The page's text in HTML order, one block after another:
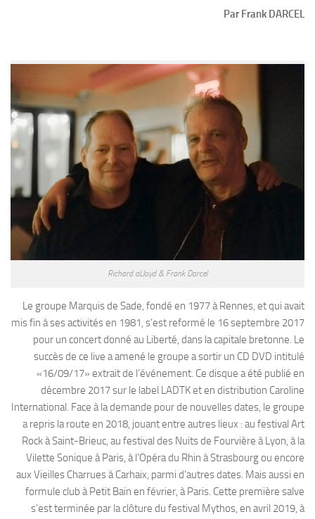
Par Frank DARCEL
Richard aLloyd & Frank Darcel
Le groupe Marquis de Sade, fondé en 1977 à Rennes, et qui avait
mis fin à ses activités en 1981, s’est reformé le 16 septembre 2017
pour un concert donné au Liberté, dans la capitale bretonne. Le
succès de ce live a amené le groupe a sortir un CD DVD intitulé
«16/09/17» extrait de l’événement. Ce disque a été publié en
décembre 2017 sur le label LADTK et en distribution Caroline
International. Face à la demande pour de nouvelles dates, le groupe
a repris la route en 2018, jouant entre autres lieux : au festival Art
Rock à Saint-Brieuc, au festival des Nuits de Fourvière à Lyon, à la
Vilette Sonique à Paris, à l’Opéra du Rhin à Strasbourg ou encore
aux Vieilles Charrues à Carhaix, parmi d’autres dates. Mais aussi en
formule club à Petit Bain en février, à Paris. Cette première salve
s’est terminée par la clôture du festival Mythos, en avril 2019, à